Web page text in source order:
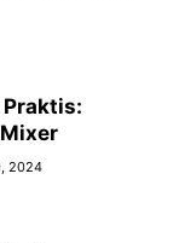
Praktis:
2024